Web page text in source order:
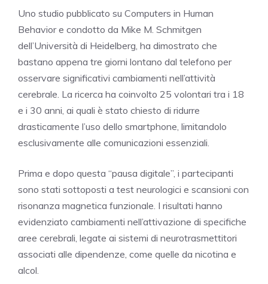
Uno studio pubblicato su Computers in Human
Behavior e condotto da Mike M. Schmitgen
dell’Università di Heidelberg, ha dimostrato che
bastano appena tre giorni lontano dal telefono per
osservare significativi cambiamenti nell’attività
cerebrale. La ricerca ha coinvolto 25 volontari tra i 18
e i 30 anni, ai quali è stato chiesto di ridurre
drasticamente l’uso dello smartphone, limitandolo
esclusivamente alle comunicazioni essenziali.
Prima e dopo questa “pausa digitale”, i partecipanti
sono stati sottoposti a test neurologici e scansioni con
risonanza magnetica funzionale. I risultati hanno
evidenziato cambiamenti nell’attivazione di specifiche
aree cerebrali, legate ai sistemi di neurotrasmettitori
associati alle dipendenze, come quelle da nicotina e
alcol.